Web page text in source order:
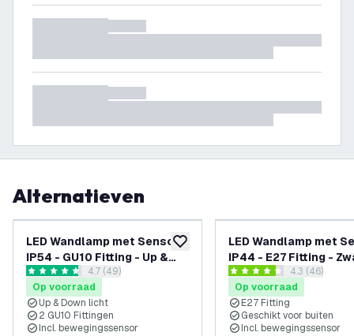
Alternatieven
toevoegen aan verlanglijst
LED Wandlamp met Sensor -
IP54 - GU10 Fitting - Up &
Down - Zwart - Geschikt
voor Binnen & Buiten
reviews drawer openen
4.7 score sterren4.7 (49)
Op voorraad
Up & Down licht
2 GU10 Fittingen
Incl. bewegingssensor
LED Wandlamp met
IP44 - E27 Fitting -
Geschikt voor Binnen
Buiten
reviews
4.3 score sterren4.3 (46)
Op voorraad
E27 Fitting
Geschikt voor buiten
Incl. bewegingssensor